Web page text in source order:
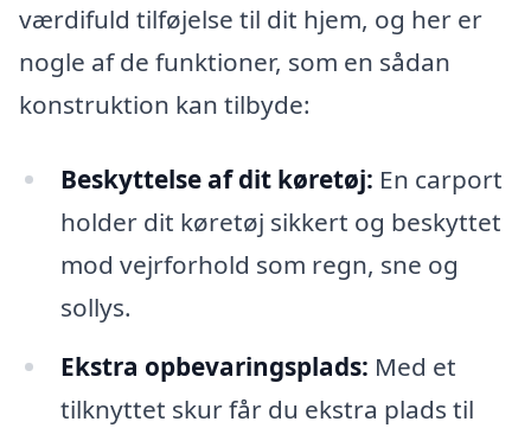
værdifuld tilføjelse til dit hjem, og her er
nogle af de funktioner, som en sådan
konstruktion kan tilbyde:
Beskyttelse af dit køretøj: En carport
holder dit køretøj sikkert og beskyttet
mod vejrforhold som regn, sne og
sollys.
Ekstra opbevaringsplads: Med et
tilknyttet skur får du ekstra plads til